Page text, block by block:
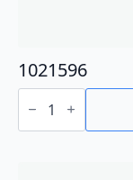
1021596
1021596
adet